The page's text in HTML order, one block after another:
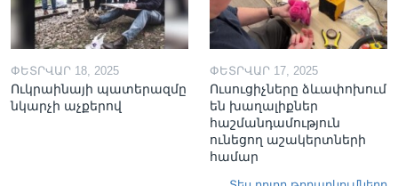
ՓԵՏՐՎԱՐ 18, 2025
Ուկրաինայի պատերազմը
նկարչի աչքերով
ՓԵՏՐՎԱՐ 17, 2025
Ուսուցիչները ձևափոխում
են խաղալիքներ
հաշմանդամություն
ունեցող աշակերտների
համար